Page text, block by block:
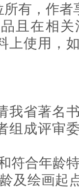
有，作者
且在相
上使用，
我省著名
组成评审
符合年龄
及绘画起